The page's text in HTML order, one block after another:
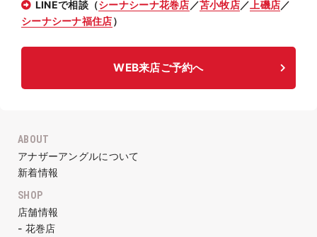
LINEで相談（シーナシーナ花巻店 ／苫小牧店／ 上磯店／
シーナシーナ福住店）
WEB来店ご予約へ
ABOUT
アナザーアングルについて
新着情報
SHOP
店舗情報
- 花巻店